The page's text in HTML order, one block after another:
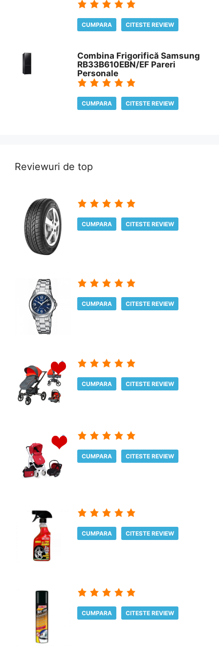
CUMPARA CITESTE REVIEW
Combina Frigorifică Samsung
RB33B610EBN/EF Pareri
Personale
CUMPARA CITESTE REVIEW
Reviewuri de top
CUMPARA CITESTE REVIEW
CUMPARA CITESTE REVIEW
CUMPARA CITESTE REVIEW
CUMPARA CITESTE REVIEW
CUMPARA CITESTE REVIEW
CUMPARA CITESTE REVIEW